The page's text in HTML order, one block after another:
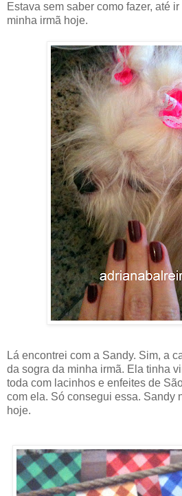
Estava sem saber como fazer, até
minha irmã hoje.
Lá encontrei com a Sandy. Sim, a
da sogra da minha irmã. Ela tinha
toda com lacinhos e enfeites de
com ela. Só consegui essa. Sandy
hoje.